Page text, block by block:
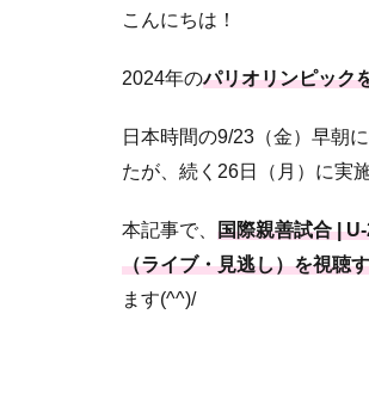
こんにちは！
2024年のパリオリンピック
日本時間の9/23（金）早朝
たが、続く26日（月）に実
本記事で、 国際親善試合 |
（ライブ・見逃し）を視聴
ます(^^)/